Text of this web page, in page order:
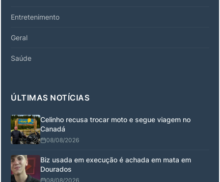
Entretenimento
Geral
Saúde
ÚLTIMAS NOTÍCIAS
Celinho recusa trocar moto e segue viagem no
Canadá
08/08/2026
Biz usada em execução é achada em mata em
Dourados
08/08/2026